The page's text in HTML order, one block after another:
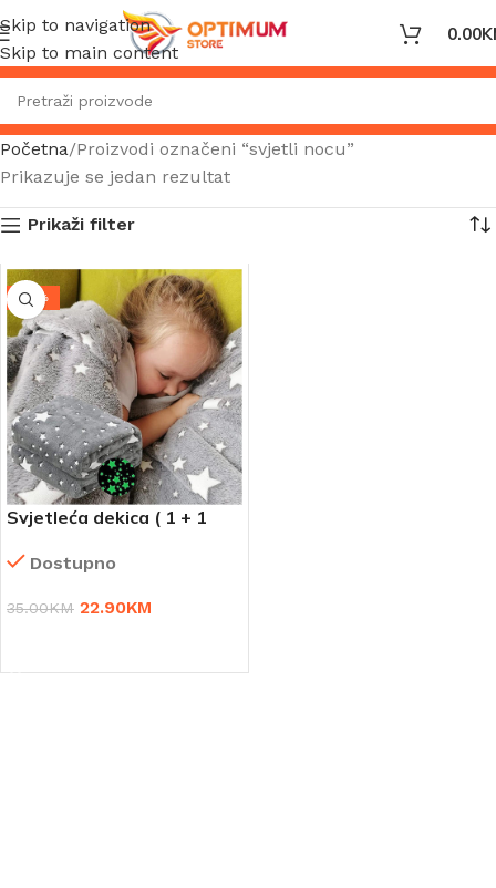
Skip to navigation
Skip to main content
0.00
Početna Proizvodi označeni “svjetli nocu”
Prikazuje se jedan rezultat
Prikaži filter
-35%
Svjetleća dekica ( 1 + 1
Dostupno
35.00KM 22.90KM